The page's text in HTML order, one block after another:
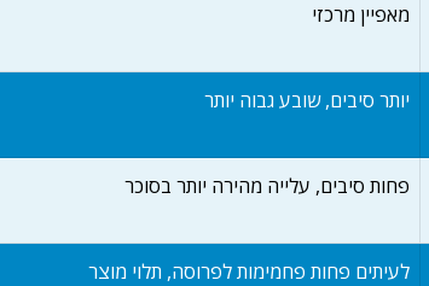
מאפיין מרכזי
יותר סיבים, שובע גבוה יותר
פחות סיבים, עלייה מהירה יותר בסוכר
לעיתים פחות פחמימות לפרוסה, תלוי מוצר